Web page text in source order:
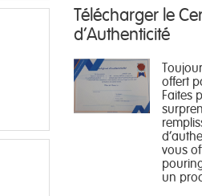
Télécharger le
d'Authenticité
offert
Faites
vous
un